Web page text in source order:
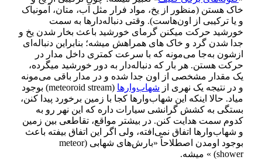
خاک هستن (منظور از یخ، مواد فرار مثل آب، متان، آمونیاک
و یا ترکیبی از اون‌هاست). وقتی دنباله‌دارها به سمت
خورشید حرکت میکنن گرمای خورشید باعث بخار شدن یخ و
جدا شدن گرد و خاک های همراهش میشه؛ بنابراین دنباله‌ای
ازشون به‌جا می‌مونه که با سرعت کمتری داخل مدار در
حرکت هستن. هر بار که دنباله‌دار به دور خورشید میگرده،
یک مقدار مشخصی از اون جدا شده و در مدار باقی می‌مونه
و در نتیجه یک نهری از شهاب‌و‌ارها (meteoroid stream)
بوجود
میاد. حالا اینکه این شهاب‌وارها کجا با زمین برخورد پیدا کنن،
بستگی به کشش گرانشی سیارات داره که این نهر رو به
کدوم سمت هدایت کنن. در بیشتر مواقع، تقاطعی بین زمین
و شهاب‌وارها اتفاق نمی‌افته، ولی اگر این اتفاق بیفته باعث
بوجود اومدن اصطلاحاً «
بارش‌های شهابی (meteor
shower)
» میشه.